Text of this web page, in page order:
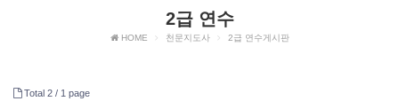
2급 연수
HOME 천문지도사 2급 연수게시판
Total 2 / 1 page